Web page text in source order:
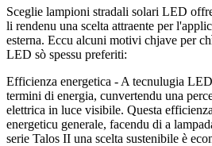
Sceglie lampioni stradali solari LED
li rendenu una scelta attraente per
esterna. Eccu alcuni motivi chjave per
LED sò spessu preferiti:
Efficienza energetica - A tecnulugia
termini di energia, cunvertendu una
elettrica in luce visibile. Questa
energeticu generale, facendu di a
serie Talos II una scelta sustenibile è